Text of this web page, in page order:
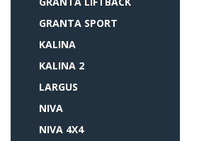
GRANTA SPORT
KALINA
KALINA 2
LARGUS
NIVA
NIVA 4X4